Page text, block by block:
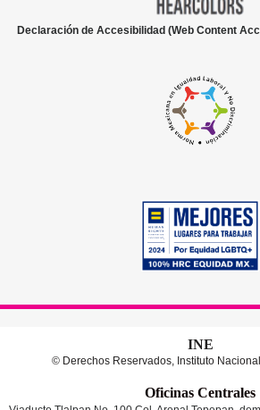
Declaración de Accesibilidad (Web Content
INE
© Derechos Reservados, Instituto
Oficinas Centrales